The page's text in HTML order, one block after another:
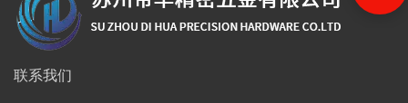
全国服务热线
联系我们